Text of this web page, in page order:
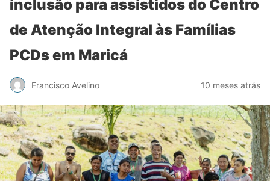
inclusão para assistidos do Centro
de Atenção Integral às Famílias
PCDs em Maricá
Francisco Avelino 10 meses atrás